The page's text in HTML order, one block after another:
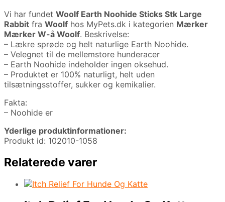
Vi har fundet Woolf Earth Noohide Sticks Stk Large
Rabbit fra Woolf hos MyPets.dk i kategorien Mærker
Mærker W-å Woolf. Beskrivelse:
– Lækre sprøde og helt naturlige Earth Noohide.
– Velegnet til de mellemstore hunderacer
– Earth Noohide indeholder ingen oksehud.
– Produktet er 100% naturligt, helt uden
tilsætningsstoffer, sukker og kemikalier.
Fakta:
– Noohide er
Yderlige produktinformationer:
Produkt id: 102010-1058
Relaterede varer